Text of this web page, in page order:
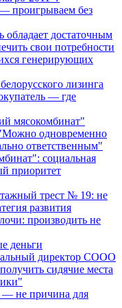
проигрываем без
достаточным
свои потребности
генерирующих
лизинга
— где
мясокомбинат"
одновременно
ответственным"
социальная
приоритет
трест № 19: не
развития
производить не
деньги
директор СООО
сидячие места
не причина для